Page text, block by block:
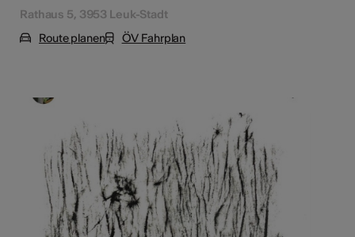
Rathaus 5, 3953 Leuk-Stadt
Route planen
ÖV Fahrplan